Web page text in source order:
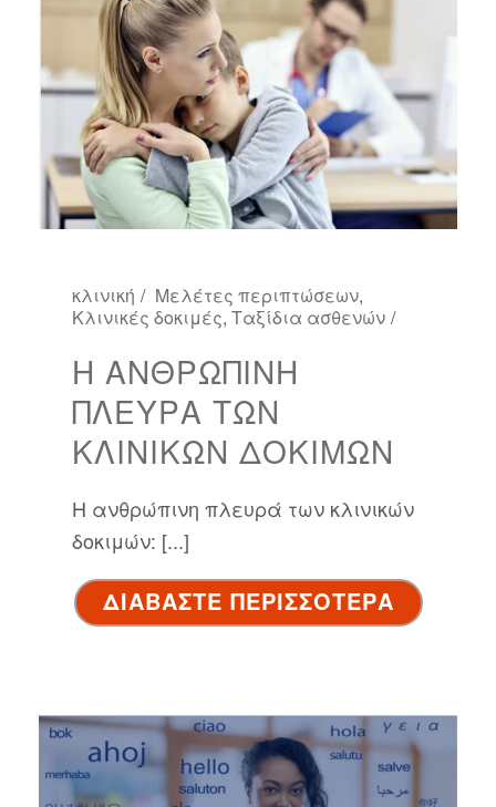
κλινική Μελέτες περιπτώσεων,
Κλινικές δοκιμές, Ταξίδια ασθενών
Η ΑΝΘΡΏΠΙΝΗ
ΠΛΕΥΡΆ ΤΩΝ
ΚΛΙΝΙΚΏΝ ΔΟΚΙΜΏΝ
Η ανθρώπινη πλευρά των κλινικών
δοκιμών: [...]
ΔΙΑΒΑΣΤΕ ΠΕΡΙΣΣΟΤΕΡΑ